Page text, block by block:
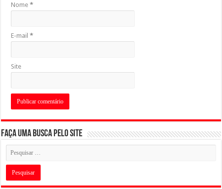
Nome*
E-mail*
Site
Faça uma busca pelo Site